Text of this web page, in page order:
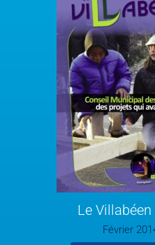
Le Villabéen
Février